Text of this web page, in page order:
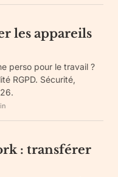
les appareils
perso pour le travail ?
RGPD. Sécurité,
: transférer